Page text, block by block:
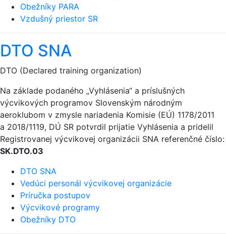
Obežníky PARA
Vzdušný priestor SR
DTO SNA
DTO (Declared training organization)
Na základe podaného „Vyhlásenia“ a príslušných
výcvikových programov Slovenským národným
aeroklubom v zmysle nariadenia Komisie (EÚ) 1178/2011
a 2018/1119, DÚ SR potvrdil prijatie Vyhlásenia a pridelil
Registrovanej výcvikovej organizácii SNA referenčné číslo:
SK.DTO.03
DTO SNA
Vedúci personál výcvikovej organizácie
Príručka postupov
Výcvikové programy
Obežníky DTO